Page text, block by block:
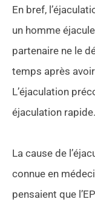
En bref,
un homme
partenaire ne le
temps après
L’éjaculation
éjaculation rapide.
La cause de
connue en
pensaient que